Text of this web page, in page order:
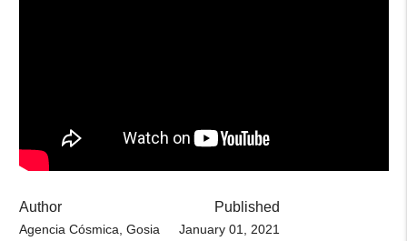
Author
Agencia Cósmica, Gosia
Published
January 01, 2021